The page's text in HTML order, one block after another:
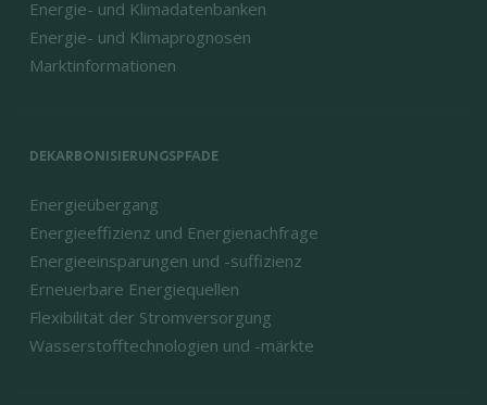
Energie- und Klimadatenbanken
Energie- und Klimaprognosen
Marktinformationen
DEKARBONISIERUNGSPFADE
Energieübergang
Energieeffizienz und Energienachfrage
Energieeinsparungen und -suffizienz
Erneuerbare Energiequellen
Flexibilität der Stromversorgung
Wasserstofftechnologien und -märkte